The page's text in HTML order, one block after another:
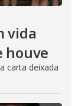
vida
houve
carta deixada